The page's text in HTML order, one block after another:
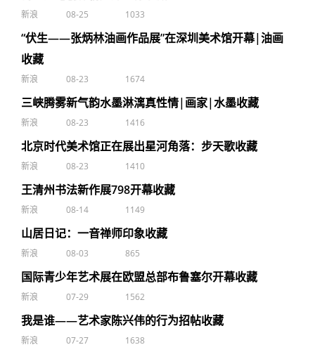
新浪 08-25 1033
“伏生——张炳林油画作品展”在深圳美术馆开幕|油画
收藏
新浪 08-23 1674
三峡腾雾新气韵水墨淋漓真性情|画家|水墨收藏
新浪 08-23 1416
北京时代美术馆正在展出星河角落：步天歌收藏
新浪 08-23 1410
王清州书法新作展798开幕收藏
新浪 08-14 1149
山居日记：一音禅师印象收藏
新浪 08-03 865
国际青少年艺术展在欧盟总部布鲁塞尔开幕收藏
新浪 07-29 1562
我是谁——艺术家陈兴伟的行为招帖收藏
新浪 07-27 1638